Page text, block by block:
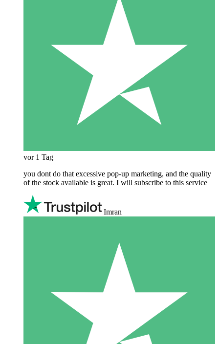
vor 1 Tag
you dont do that excessive pop-up marketing, and the quality
of the stock available is great. I will subscribe to this service
Imran